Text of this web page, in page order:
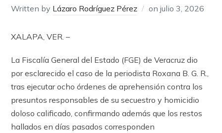
Written by Lázaro Rodríguez Pérez onjulio 3, 2026
XALAPA, VER. –
La Fiscalía General del Estado (FGE) de Veracruz dio
por esclarecido el caso de la periodista Roxana B. G. R.,
tras ejecutar ocho órdenes de aprehensión contra los
presuntos responsables de su secuestro y homicidio
doloso calificado, confirmando además que los restos
hallados en días pasados corresponden